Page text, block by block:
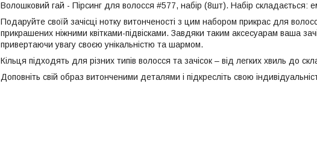
Волошковий гай - Пірсинг для волосся #577, набір (8шт). Набір складається:
Подаруйте своїй зачісці нотку витонченості з цим набором прикрас для
прикрашених ніжними квітками-підвісками. Завдяки таким аксесуарам ваша
привертаючи увагу своєю унікальністю та шармом.
Кільця підходять для різних типів волосся та зачісок – від легких хвиль до
Доповніть свій образ витонченими деталями і підкресліть свою